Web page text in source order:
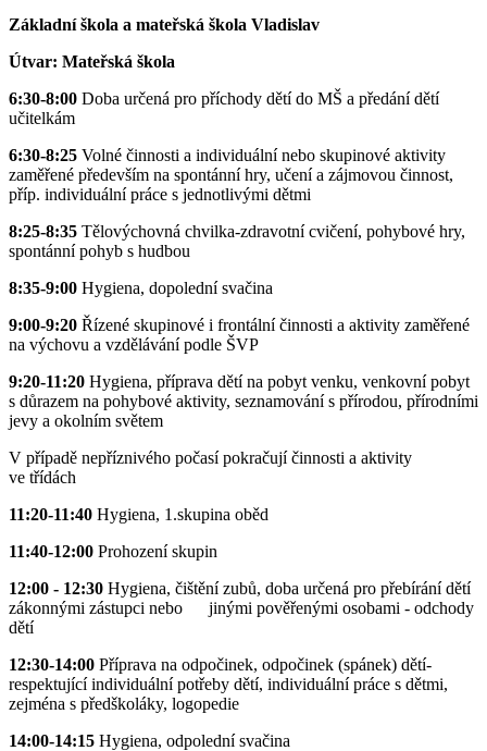
Základní škola a mateřská škola Vladislav
Útvar: Mateřská škola
6:30-8:00 Doba určená pro příchody dětí do MŠ a předání dětí
učitelkám
6:30-8:25 Volné činnosti a individuální nebo skupinové aktivity
zaměřené především na spontánní hry, učení a zájmovou činnost,
příp. individuální práce s jednotlivými dětmi
8:25-8:35 Tělovýchovná chvilka-zdravotní cvičení, pohybové hry,
spontánní pohyb s hudbou
8:35-9:00 Hygiena, dopolední svačina
9:00-9:20 Řízené skupinové i frontální činnosti a aktivity zaměřené
na výchovu a vzdělávání podle ŠVP
9:20-11:20 Hygiena, příprava dětí na pobyt venku, venkovní pobyt
s důrazem na pohybové aktivity, seznamování s přírodou, přírodními
jevy a okolním světem
V případě nepříznivého počasí pokračují činnosti a aktivity
ve třídách
11:20-11:40 Hygiena, 1.skupina oběd
11:40-12:00 Prohození skupin
12:00 - 12:30 Hygiena, čištění zubů, doba určená pro přebírání dětí
zákonnými zástupci nebo jinými pověřenými osobami - odchody
dětí
12:30-14:00 Příprava na odpočinek, odpočinek (spánek) dětí-
respektující individuální potřeby dětí, individuální práce s dětmi,
zejména s předškoláky, logopedie
14:00-14:15 Hygiena, odpolední svačina